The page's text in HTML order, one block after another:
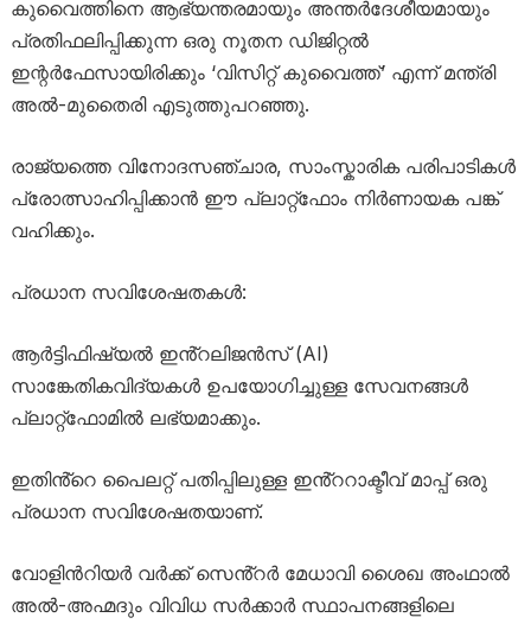
കുവൈത്തിനെ ആഭ്യന്തരമായും അന്തർദേശീയമായും
പ്രതിഫലിപ്പിക്കുന്ന ഒരു നൂതന ഡിജിറ്റൽ
ഇന്റർഫേസായിരിക്കും ‘വിസിറ്റ് കുവൈത്ത്’ എന്ന് മന്ത്രി
അൽ-മുതൈരി എടുത്തുപറഞ്ഞു.
രാജ്യത്തെ വിനോദസഞ്ചാര, സാംസ്കാരിക പരിപാടികൾ
പ്രോത്സാഹിപ്പിക്കാൻ ഈ പ്ലാറ്റ്‌ഫോം നിർണായക പങ്ക്
വഹിക്കും.
പ്രധാന സവിശേഷതകൾ:
ആർട്ടിഫിഷ്യൽ ഇൻ്റലിജൻസ് (AI)
സാങ്കേതികവിദ്യകൾ ഉപയോഗിച്ചുള്ള സേവനങ്ങൾ
പ്ലാറ്റ്‌ഫോമിൽ ലഭ്യമാക്കും.
ഇതിൻ്റെ പൈലറ്റ് പതിപ്പിലുള്ള ഇൻ്ററാക്ടീവ് മാപ്പ് ഒരു
പ്രധാന സവിശേഷതയാണ്.
വോളിൻറിയർ വർക്ക് സെൻ്റർ മേധാവി ശൈഖ അംഥാൽ
അൽ-അഹ്മദും വിവിധ സർക്കാർ സ്ഥാപനങ്ങളിലെ